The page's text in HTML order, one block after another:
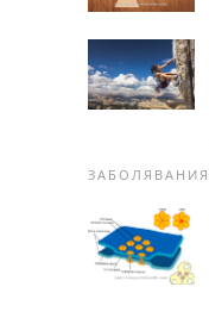
ЗАБОЛЯВАНИЯ